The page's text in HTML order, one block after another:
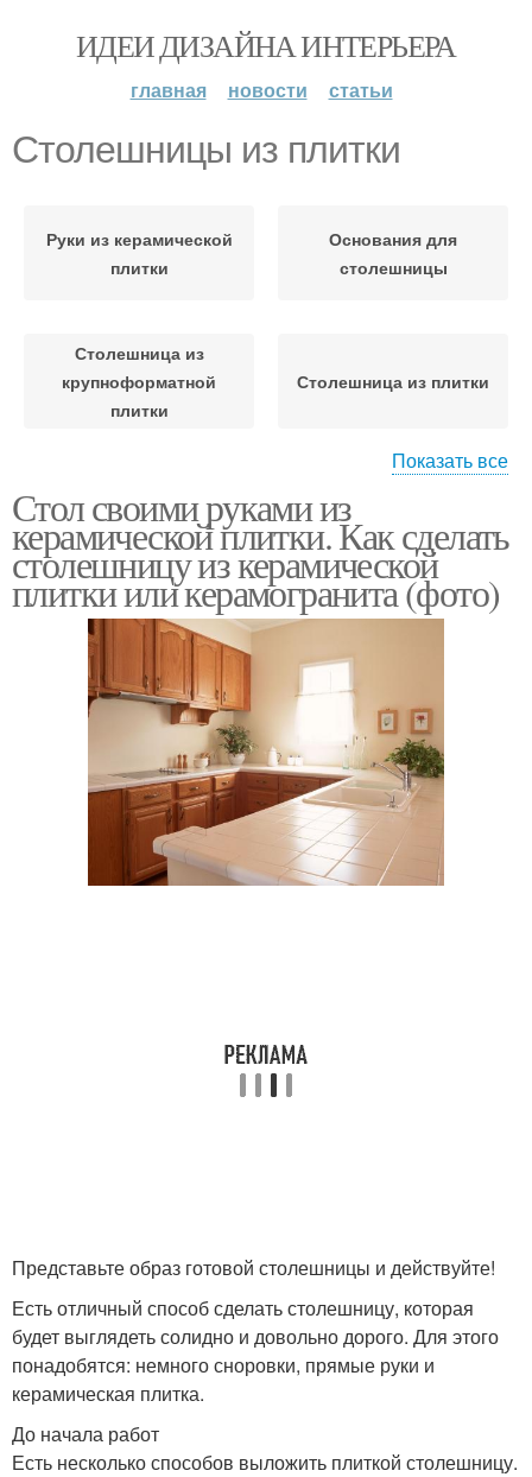
ИДЕИ ДИЗАЙНА ИНТЕРЬЕРА
главная новости статьи
Столешницы из плитки
Руки из керамической
плитки
Основания для
столешницы
Столешница из
крупноформатной
плитки
Столешница из плитки
кухонной столешницы
столешницей
Керамическая плитка
Столешница под
раковину
Показать все
Стол своими руками из
керамической плитки. Как сделать
столешницу из керамической
плитки или керамогранита (фото)
Представьте образ готовой столешницы и действуйте!
Есть отличный способ сделать столешницу, которая
будет выглядеть солидно и довольно дорого. Для этого
понадобятся: немного сноровки, прямые руки и
керамическая плитка.
До начала работ
Есть несколько способов выложить плиткой столешницу.